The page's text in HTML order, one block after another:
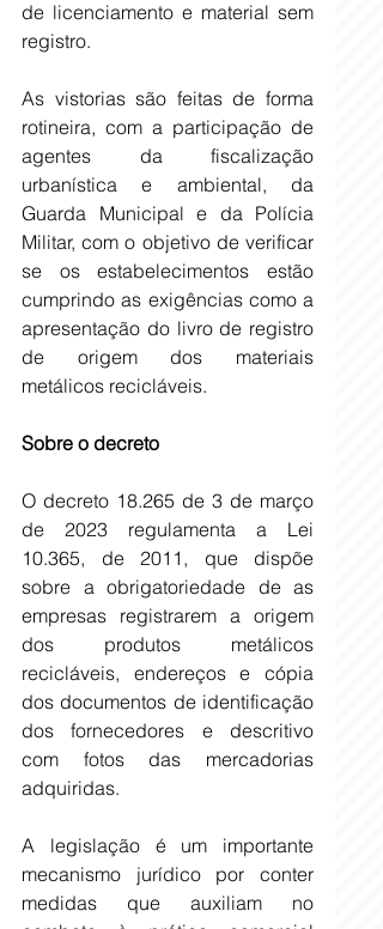
de licenciamento e material sem
registro.
As vistorias são feitas de forma
rotineira, com a participação de
agentes da fiscalização
urbanística e ambiental, da
Guarda Municipal e da Polícia
Militar, com o objetivo de verificar
se os estabelecimentos estão
cumprindo as exigências como a
apresentação do livro de registro
de origem dos materiais
metálicos recicláveis.
Sobre o decreto
O decreto 18.265 de 3 de março
de 2023 regulamenta a Lei
10.365, de 2011, que dispõe
sobre a obrigatoriedade de as
empresas registrarem a origem
dos produtos metálicos
recicláveis, endereços e cópia
dos documentos de identificação
dos fornecedores e descritivo
com fotos das mercadorias
adquiridas.
A legislação é um importante
mecanismo jurídico por conter
medidas que auxiliam no